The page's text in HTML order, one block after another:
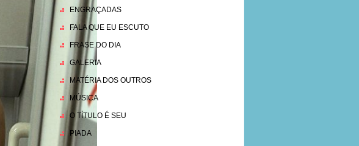
ENGRAÇADAS
FALA QUE EU ESCUTO
FRASE DO DIA
GALERIA
MATÉRIA DOS OUTROS
MÚSICA
O TÍTULO É SEU
PIADA